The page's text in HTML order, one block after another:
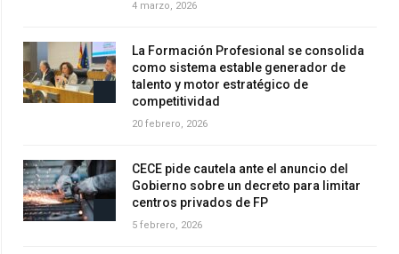
4 marzo, 2026
La Formación Profesional se consolida
como sistema estable generador de
talento y motor estratégico de
competitividad
20 febrero, 2026
CECE pide cautela ante el anuncio del
Gobierno sobre un decreto para limitar
centros privados de FP
5 febrero, 2026